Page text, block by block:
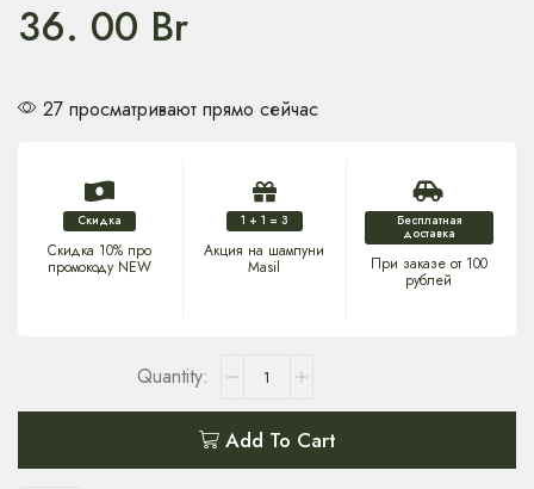
36. 00 Br
27 просматривают прямо сейчас
Скидка
Скидка 10% про
промокоду NEW
1 + 1 = 3
Акция на шампуни
Masil
Бесплатная
доставка
При заказе от 100
рублей
Add To Cart